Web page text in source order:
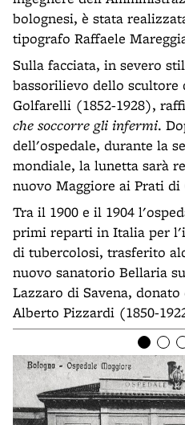
bolognesi, è stata
tipografo Raffaele
Sulla facciata, in severo
bassorilievo dello scultore
Golfarelli (1852-1928),
che soccorre gli infermi.
dell'ospedale, durante la
mondiale, la lunetta sarà
nuovo Maggiore ai Prati di
Tra il 1900 e il 1904
primi reparti in Italia per
di tubercolosi, trasferito
nuovo sanatorio Bellaria
Lazzaro di Savena,
Alberto Pizzardi (1850-